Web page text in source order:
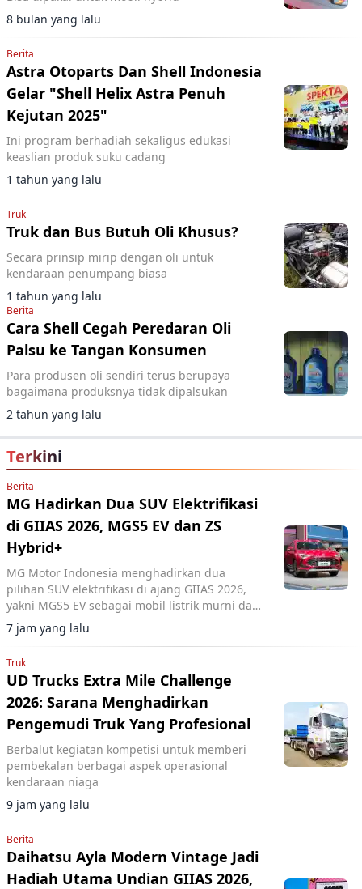
8 bulan yang lalu
Berita
Astra Otoparts Dan Shell Indonesia
Gelar "Shell Helix Astra Penuh
Kejutan 2025"
Ini program berhadiah sekaligus edukasi
keaslian produk suku cadang
1 tahun yang lalu
Truk
Truk dan Bus Butuh Oli Khusus?
Secara prinsip mirip dengan oli untuk
kendaraan penumpang biasa
1 tahun yang lalu
Berita
Cara Shell Cegah Peredaran Oli
Palsu ke Tangan Konsumen
Para produsen oli sendiri terus berupaya
bagaimana produksnya tidak dipalsukan
2 tahun yang lalu
Terkini
Berita
MG Hadirkan Dua SUV Elektrifikasi
di GIIAS 2026, MGS5 EV dan ZS
Hybrid+
MG Motor Indonesia menghadirkan dua
pilihan SUV elektrifikasi di ajang GIIAS 2026,
yakni MGS5 EV sebagai mobil listrik murni dan
MG ZS Hybrid+ yang mengusung teknologi full
hybrid.
7 jam yang lalu
Truk
UD Trucks Extra Mile Challenge
2026: Sarana Menghadirkan
Pengemudi Truk Yang Profesional
Berbalut kegiatan kompetisi untuk memberi
pembekalan berbagai aspek operasional
kendaraan niaga
9 jam yang lalu
Berita
Daihatsu Ayla Modern Vintage Jadi
Hadiah Utama Undian GIIAS 2026,